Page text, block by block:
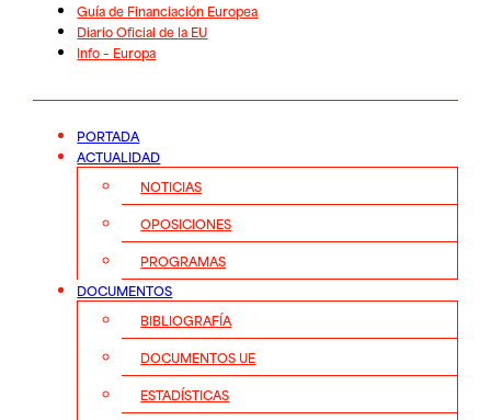
Guía de Financiación Europea
Diario Oficial de la EU
Info – Europa
PORTADA
ACTUALIDAD
NOTICIAS
OPOSICIONES
PROGRAMAS
DOCUMENTOS
BIBLIOGRAFÍA
DOCUMENTOS UE
ESTADÍSTICAS